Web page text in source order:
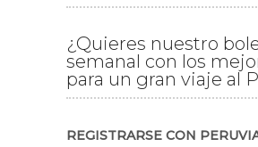
¿Quieres nuestro
semanal con los
para un gran viaje al
REGISTRARSE CON